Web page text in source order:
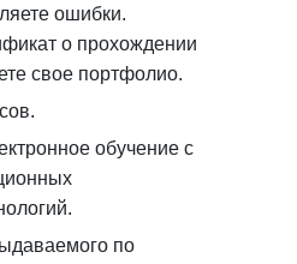
ошибки.
о прохождении
свое портфолио.
обучение с
по